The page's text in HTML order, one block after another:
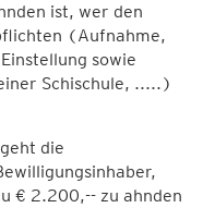
ist, wer den
(Aufnahme,
sowie
Schischule, .....)
die
€ 2.200,-- zu ahnden